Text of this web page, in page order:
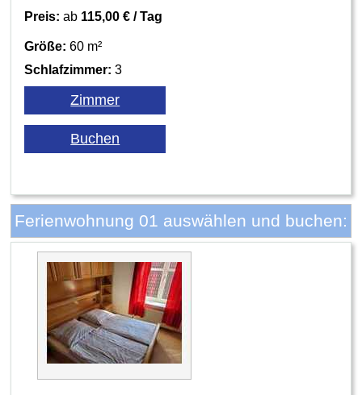
Preis: ab 115,00 € / Tag
Größe: 60 m²
Schlafzimmer: 3
Ferienwohnung 01 auswählen und buchen: